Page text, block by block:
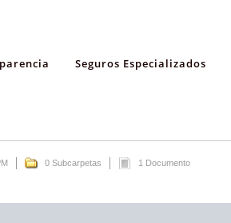
Seguros Especializados
0 Subcarpetas 1 Documento